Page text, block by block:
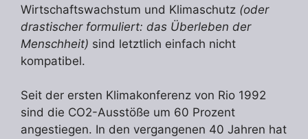
Wirtschaftswachstum und Klimaschutz (oder
drastischer formuliert: das Überleben der
Menschheit) sind letztlich einfach nicht
kompatibel.
Seit der ersten Klimakonferenz von Rio 1992
sind die CO2-Ausstöße um 60 Prozent
angestiegen. In den vergangenen 40 Jahren hat